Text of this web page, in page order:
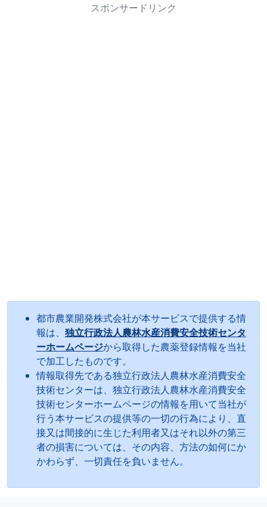
スポンサードリンク
都市農業開発株式会社が本サービスで提供する情
報は、 独立行政法人農林水産消費安全技術センタ
ーホームページから取得した農薬登録情報を当社
で加工したものです。
情報取得先である独立行政法人農林水産消費安全
技術センターは、独立行政法人農林水産消費安全
技術センターホームページの情報を用いて当社が
行う本サービスの提供等の一切の行為により、直
接又は間接的に生じた利用者又はそれ以外の第三
者の損害については、その内容、方法の如何にか
かわらず、一切責任を負いません。